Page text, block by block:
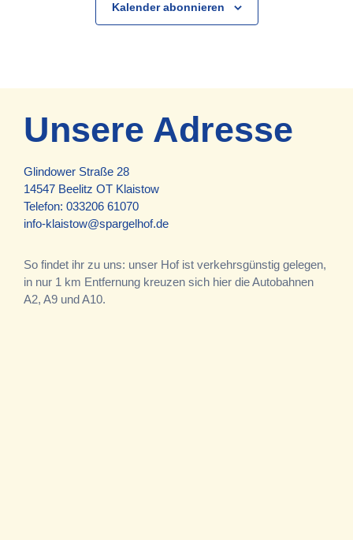
Kalender abonnieren
Unsere Adresse
Glindower Straße 28
14547 Beelitz OT Klaistow
Telefon: 033206 61070
info-klaistow@spargelhof.de
So findet ihr zu uns: unser Hof ist verkehrsgünstig gelegen,
in nur 1 km Entfernung kreuzen sich hier die Autobahnen
A2, A9 und A10.